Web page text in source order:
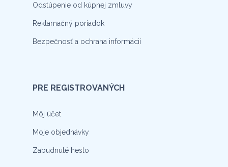
Odstúpenie od kúpnej zmluvy
Reklamačný poriadok
Bezpečnosť a ochrana informácií
PRE REGISTROVANÝCH
Môj účet
Moje objednávky
Zabudnuté heslo